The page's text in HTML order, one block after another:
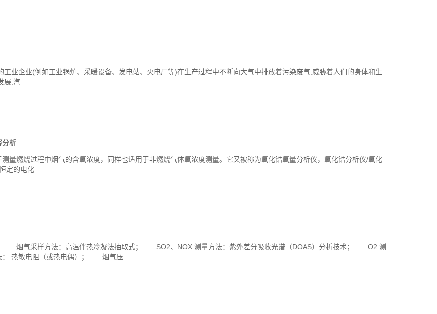
企业(例如工业锅炉、采暖设备、发电站、火电厂等)在生产过程中不断向大气中排放着污染废气,威胁着人们的身体和生
展,汽
分析
燃烧过程中烟气的含氧浓度，同样也适用于非燃烧气体氧浓度测量。它又被称为氧化锆氧量分析仪，氧化锆分析仪/氧化
定的电化
气采样方法：高温伴热冷凝法抽取式； SO2、NOX 测量方法：紫外差分吸收光谱（DOAS）分析技术； O2 测
热敏电阻（或热电偶）； 烟气压